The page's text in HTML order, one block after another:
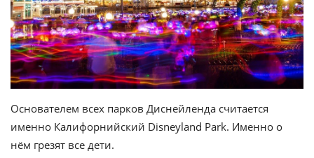
Основателем всех парков Диснейленда считается
именно Калифорнийский Disneyland Park. Именно о
нём грезят все дети.